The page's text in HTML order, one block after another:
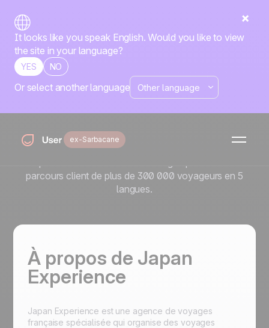
It looks like you speak English. Would you like to view
the site in your language?
YES NO
Or select another language
ex-Sarbacane
Comment Japan
Experience automatise son
marketing en 5 langues
Découvrez comment Japan Experience utilise Positive
parcours client de plus de 300 000 voyageurs en 5
langues.
À propos de Japan
Experience
Japan Experience est une agence de voyages
française spécialisée qui organise des voyages